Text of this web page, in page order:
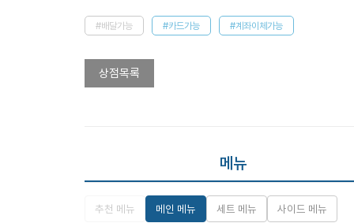
#배달가능 #카드가능 #계좌이체가능
상점목록
메뉴
추천 메뉴 메인 메뉴 세트 메뉴 사이드 메뉴